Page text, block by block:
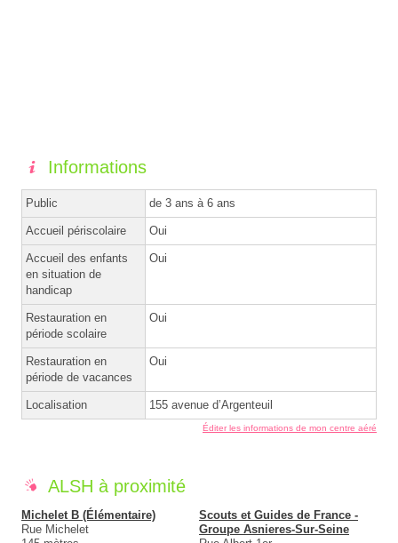
Informations
Public de 3 ans à 6 ans
Accueil périscolaire Oui
Accueil des enfants
en situation de
handicap
Oui
Restauration en
période scolaire
Oui
Restauration en
période de vacances
Oui
Localisation 155 avenue d’Argenteuil
Éditer les informations de mon centre aéré
ALSH à proximité
Michelet B (Élémentaire)
Rue Michelet
Scouts et Guides de France -
Groupe Asnieres-Sur-Seine